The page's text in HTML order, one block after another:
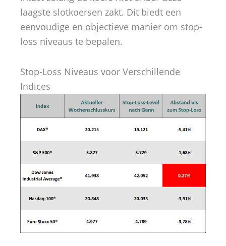
laagste slotkoersen zakt. Dit biedt een
eenvoudige en objectieve manier om stop-
loss niveaus te bepalen.
Stop-Loss Niveaus voor Verschillende
Indices